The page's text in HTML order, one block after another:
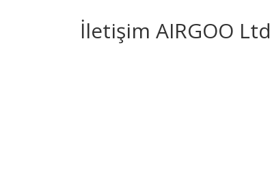
İletişim AIRGOO Ltd